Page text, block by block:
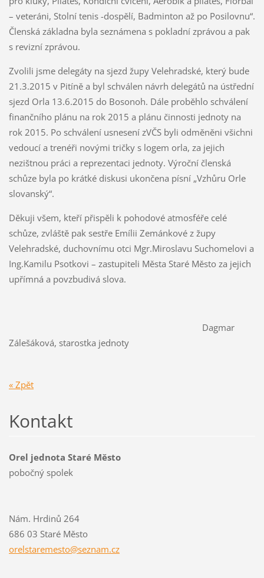
– veteráni, Stolní tenis -dospělí, Badminton až po Posilovnu“.
Členská základna byla seznámena s pokladní zprávou a pak
s revizní zprávou.
Zvolili jsme delegáty na sjezd župy Velehradské, který bude
21.3.2015 v Pitíně a byl schválen návrh delegátů na ústřední
sjezd Orla 13.6.2015 do Bosonoh. Dále proběhlo schválení
finančního plánu na rok 2015 a plánu činnosti jednoty na
rok 2015. Po schválení usnesení zVČS byli odměněni všichni
vedoucí a trenéři novými tričky s logem orla, za jejich
nezištnou práci a reprezentaci jednoty. Výroční členská
schůze byla po krátké diskusi ukončena písní „Vzhůru Orle
slovanský“.
Děkuji všem, kteří přispěli k pohodové atmosféře celé
schůze, zvláště pak sestře Emílii Zemánkové z župy
Velehradské, duchovnímu otci Mgr.Miroslavu Suchomelovi a
Ing.Kamilu Psotkovi – zastupiteli Města Staré Město za jejich
upřímná a povzbudivá slova.
Dagmar
Zálešáková, starostka jednoty
« Zpět
Kontakt
Orel jednota Staré Město
pobočný spolek
Nám. Hrdinů 264
686 03 Staré Město
orelstaremesto@seznam.cz